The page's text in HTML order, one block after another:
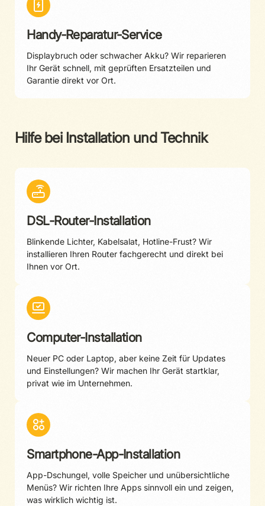
Handy-Reparatur-Service
Displaybruch oder schwacher Akku? Wir reparieren
Ihr Gerät schnell, mit geprüften Ersatzteilen und
Garantie direkt vor Ort.
Hilfe bei Installation und Technik
DSL-Router-Installation
Blinkende Lichter, Kabelsalat, Hotline-Frust? Wir
installieren Ihren Router fachgerecht und direkt bei
Ihnen vor Ort.
Computer-Installation
Neuer PC oder Laptop, aber keine Zeit für Updates
und Einstellungen? Wir machen Ihr Gerät startklar,
privat wie im Unternehmen.
Smartphone-App-Installation
App-Dschungel, volle Speicher und unübersichtliche
Menüs? Wir richten Ihre Apps sinnvoll ein und zeigen,
was wirklich wichtig ist.